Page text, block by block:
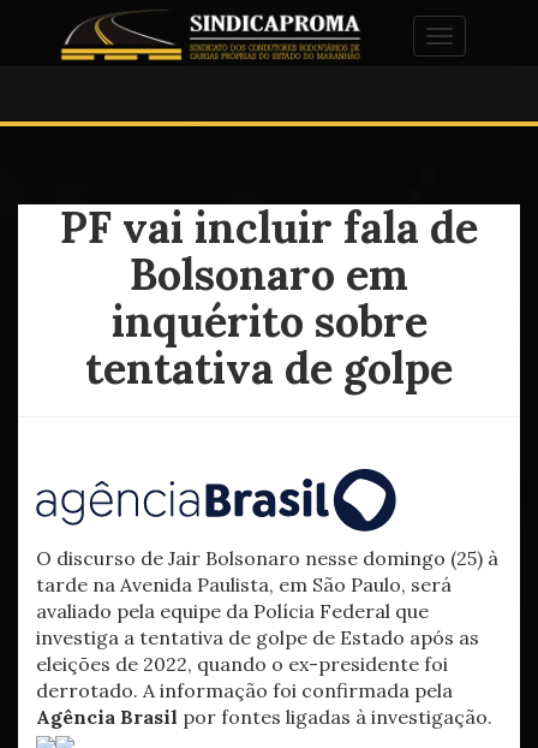
Alternar
PF vai incluir fala de
Bolsonaro em
inquérito sobre
tentativa de golpe
O discurso de Jair Bolsonaro nesse domingo (25) à
tarde na Avenida Paulista, em São Paulo, será
avaliado pela equipe da Polícia Federal que
investiga a tentativa de golpe de Estado após as
eleições de 2022, quando o ex-presidente foi
derrotado. A informação foi confirmada pela
Agência Brasil por fontes ligadas à investigação.